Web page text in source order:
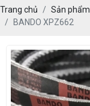
Trang chủ Sản phẩm
BANDO XPZ662